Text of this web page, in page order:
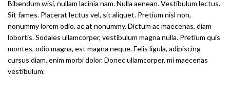
Bibendum wisi, nullam lacinia nam. Nulla aenean. Vestibulum lectus.
Sit fames. Placerat lectus vel, sit aliquet. Pretium nisl non,
nonummy lorem odio, ac at nonummy. Dictum ac maecenas, diam
lobortis. Sodales ullamcorper, vestibulum magna nulla. Pretium quis
montes, odio magna, est magna neque. Felis ligula, adipiscing
cursus diam, enim morbi dolor. Donec ullamcorper, mi maecenas
vestibulum.